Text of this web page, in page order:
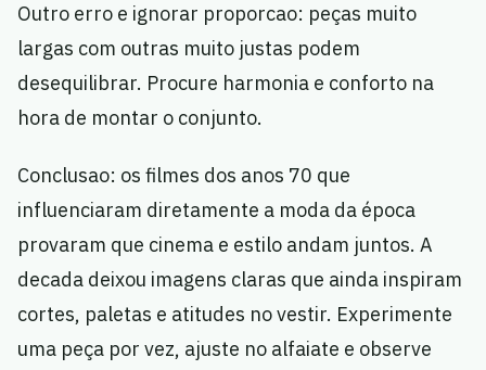
Outro erro e ignorar proporcao: peças muito
largas com outras muito justas podem
desequilibrar. Procure harmonia e conforto na
hora de montar o conjunto.
Conclusao: os filmes dos anos 70 que
influenciaram diretamente a moda da época
provaram que cinema e estilo andam juntos. A
decada deixou imagens claras que ainda inspiram
cortes, paletas e atitudes no vestir. Experimente
uma peça por vez, ajuste no alfaiate e observe